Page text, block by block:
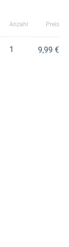
Anzahl Preis
1 9,99 €